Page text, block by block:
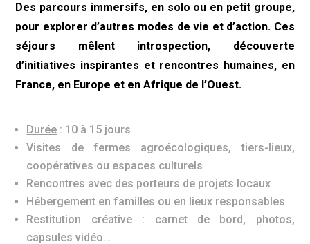
Des parcours immersifs, en solo ou en petit groupe,
pour explorer d’autres modes de vie et d’action. Ces
séjours mêlent introspection, découverte
d’initiatives inspirantes et rencontres humaines, en
France, en Europe et en Afrique de l’Ouest.
Durée : 10 à 15 jours
Visites de fermes agroécologiques, tiers-lieux,
coopératives ou espaces culturels
Rencontres avec des porteurs de projets locaux
Hébergement en familles ou en lieux responsables
Restitution créative : carnet de bord, photos,
capsules vidéo…